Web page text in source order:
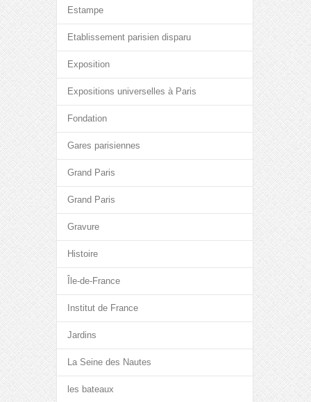
Estampe
Etablissement parisien disparu
Exposition
Expositions universelles à Paris
Fondation
Gares parisiennes
Grand Paris
Grand Paris
Gravure
Histoire
Île-de-France
Institut de France
Jardins
La Seine des Nautes
les bateaux